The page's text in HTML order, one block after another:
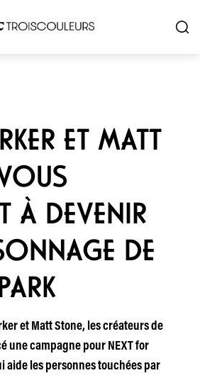
ET MATT
À DEVENIR
DE
et Matt Stone, les créateurs de
une campagne pour NEXT for
aide les personnes touchées par